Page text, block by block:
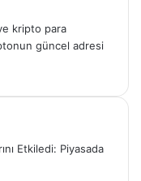
kripto para
güncel adresi